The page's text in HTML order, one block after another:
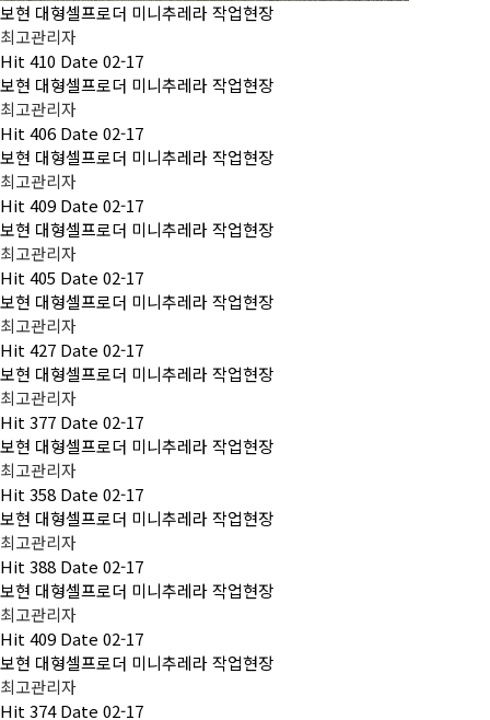
보현 대형셀프로더 미니추레라 작업현장
최고관리자
Hit 410 Date 02-17
보현 대형셀프로더 미니추레라 작업현장
최고관리자
Hit 406 Date 02-17
보현 대형셀프로더 미니추레라 작업현장
최고관리자
Hit 409 Date 02-17
보현 대형셀프로더 미니추레라 작업현장
최고관리자
Hit 405 Date 02-17
보현 대형셀프로더 미니추레라 작업현장
최고관리자
Hit 427 Date 02-17
보현 대형셀프로더 미니추레라 작업현장
최고관리자
Hit 377 Date 02-17
보현 대형셀프로더 미니추레라 작업현장
최고관리자
Hit 358 Date 02-17
보현 대형셀프로더 미니추레라 작업현장
최고관리자
Hit 388 Date 02-17
보현 대형셀프로더 미니추레라 작업현장
최고관리자
Hit 409 Date 02-17
보현 대형셀프로더 미니추레라 작업현장
최고관리자
Hit 374Date 02-17